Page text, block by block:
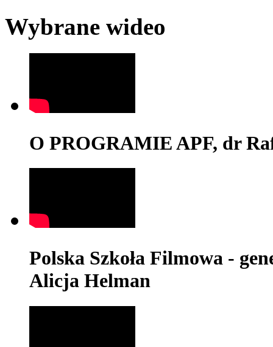
Wybrane wideo
O PROGRAMIE APF, dr
Polska Szkoła Filmowa -
Alicja Helman